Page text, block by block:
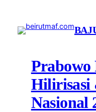
konten
Prabowo
Hilirisasi
Nasional